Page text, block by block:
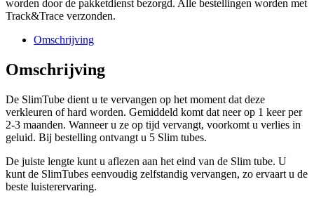
worden door de pakketdienst bezorgd. Alle bestellingen worden met
Track&Trace verzonden.
Omschrijving
Omschrijving
De SlimTube dient u te vervangen op het moment dat deze
verkleuren of hard worden. Gemiddeld komt dat neer op 1 keer per
2-3 maanden. Wanneer u ze op tijd vervangt, voorkomt u verlies in
geluid. Bij bestelling ontvangt u 5 Slim tubes.
De juiste lengte kunt u aflezen aan het eind van de Slim tube. U
kunt de SlimTubes eenvoudig zelfstandig vervangen, zo ervaart u de
beste luisterervaring.